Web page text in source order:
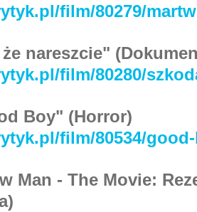
film/80279/
nareszcie"
film/80280/
Boy" (Horror)
film/80534/good-
Man - The Movie: